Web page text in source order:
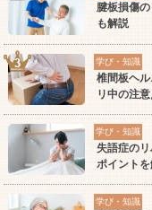
腱板損傷
も解説
学び・知識
椎間板ヘ
リ中の注
学び・知識
失語症の
ポイント
学び・知識